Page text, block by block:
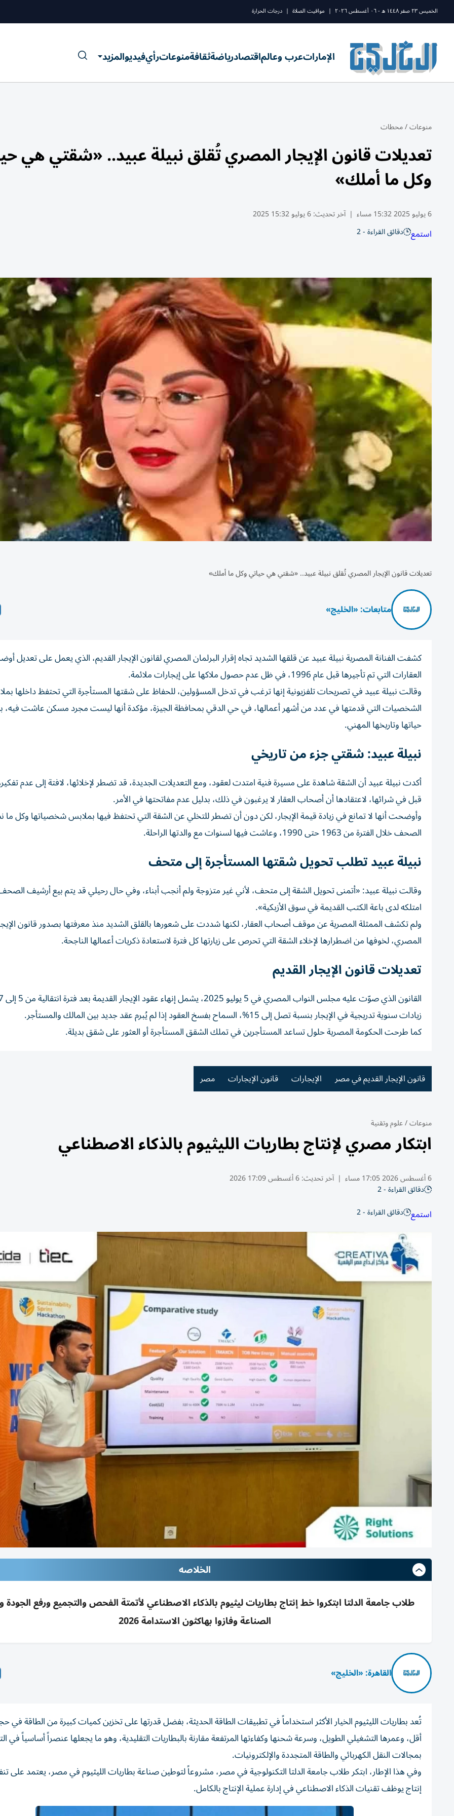
الخميس ٢٣ صفر ١٤٤٨ ه - ٠٦ أغسطس ٢٠٢٦ | مواقيت الصلاة | درجات الحرارة
الإماراتعرب وعالماقتصادرياضةثقافةمنوعاترأيفيديوالمزيد
منوعات/محطات
تعديلات قانون الإيجار المصري تُقلق نبيلة عبيد.. «شقتي هي
وكل ما أملك»
6 يوليو 2025 15:32 مساء | آخر تحديث:6 يوليو 15:32 2025
استمع دقائق القراءة - 2
تعديلات قانون الإيجار المصري تُقلق نبيلة عبيد.. «شقتي هي حياتي وكل ما أملك»
متابعات: «الخليج»
كشفت الفنانة المصرية نبيلة عبيد عن قلقها الشديد تجاه إقرار البرلمان المصري لقانون الإيجار القديم، الذي يعمل على تعديل
العقارات التي تم تأجيرها قبل عام 1996، في ظل عدم حصول ملاكها على إيجارات ملائمة.
وقالت نبيلة عبيد في تصريحات تلفزيونية إنها ترغب في تدخل المسؤولين، للحفاظ على شقتها المستأجرة التي تحتفظ داخلها
الشخصيات التي قدمتها في عدد من أشهر أعمالها، في حي الدقي بمحافظة الجيزة، مؤكدة أنها ليست مجرد مسكن عاشت
حياتها وتاريخها المهني.
نبيلة عبيد: شقتي جزء من تاريخي
أكدت نبيلة عبيد أن الشقة شاهدة على مسيرة فنية امتدت لعقود، ومع التعديلات الجديدة، قد تضطر لإخلائها، لافتة إلى عدم
قبل في شرائها، لاعتقادها أن أصحاب العقار لا يرغبون في ذلك، بدليل عدم مفاتحتها في الأمر.
وأوضحت أنها لا تمانع في زيادة قيمة الإيجار، لكن دون أن تضطر للتخلي عن الشقة التي تحتفظ فيها بملابس شخصياتها وكل ما
الصحف خلال الفترة من 1963 حتى 1990، وعاشت فيها لسنوات مع والدتها الراحلة.
نبيلة عبيد تطلب تحويل شقتها المستأجرة إلى متحف
وقالت نبيلة عبيد: «أتمنى تحويل الشقة إلى متحف، لأني غير متزوجة ولم أنجب أبناء، وفي حال رحيلي قد يتم بيع أرشيف
امتلكه لدى باعة الكتب القديمة في سوق الأزبكية».
ولم تكشف الممثلة المصرية عن موقف أصحاب العقار، لكنها شددت على شعورها بالقلق الشديد منذ معرفتها بصدور قانون
المصري، لخوفها من اضطرارها لإخلاء الشقة التي تحرص على زيارتها كل فترة لاستعادة ذكريات أعمالها الناجحة.
تعديلات قانون الإيجار القديم
زيادات سنوية تدريجية في الإيجار بنسبة تصل إلى 15%، السماح بفسخ العقود إذا لم يُبرم عقد جديد بين المالك والمستأجر.
كما طرحت الحكومة المصرية حلول تساعد المستأجرين في تملك الشقق المستأجرة أو العثور على شقق بديلة.
قانون الإيجار القديم في مصر الإيجارات قانون الإيجارات مصر
منوعات/علوم وتقنية
ابتكار مصري لإنتاج بطاريات الليثيوم بالذكاء الاصطناعي
6 أغسطس 2026 17:05 مساء | آخر تحديث:6 أغسطس 17:09 2026
دقائق القراءة - 2
استمع دقائق القراءة - 2
الخلاصه
طلاب جامعة الدلتا ابتكروا خط إنتاج بطاريات ليثيوم بالذكاء الاصطناعي لأتمتة الفحص والتجميع ورفع
الصناعة وفازوا بهاكثون الاستدامة 2026
القاهرة: «الخليج»
تُعد بطاريات الليثيوم الخيار الأكثر استخداماً في تطبيقات الطاقة الحديثة، بفضل قدرتها على تخزين كميات كبيرة من الطاقة في
أقل، وعمرها التشغيلي الطويل، وسرعة شحنها وكفاءتها المرتفعة مقارنة بالبطاريات التقليدية، وهو ما يجعلها عنصراً أساسياً في
بمجالات النقل الكهربائي والطاقة المتجددة والإلكترونيات.
وفي هذا الإطار، ابتكر طلاب جامعة الدلتا التكنولوجية في مصر، مشروعاً لتوطين صناعة بطاريات الليثيوم في مصر، يعتمد على
إنتاج يوظف تقنيات الذكاء الاصطناعي في إدارة عملية الإنتاج بالكامل.